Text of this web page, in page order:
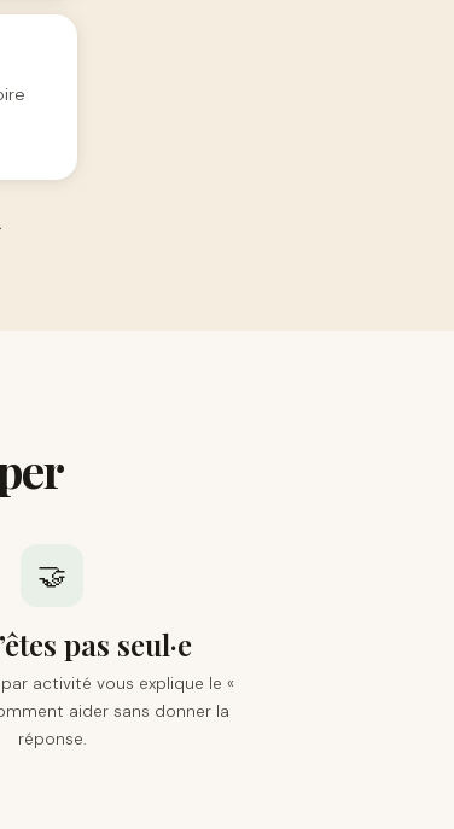
🤝
pas seul·e
activité vous explique le «
aider sans donner la
réponse.